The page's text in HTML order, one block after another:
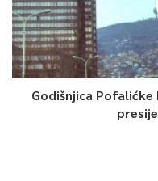
Godišnjica